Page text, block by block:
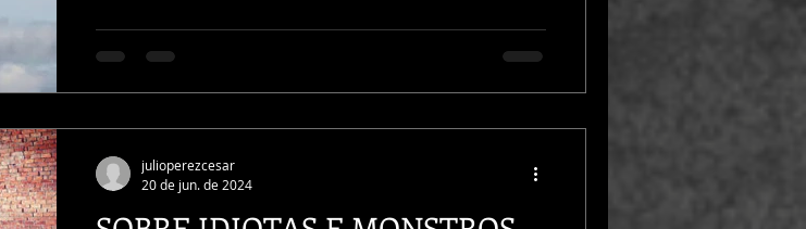
julioperezcesar
20 de jun. de 2024